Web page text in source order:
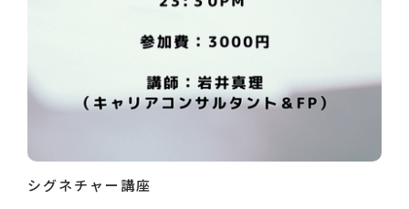
シグネチャー講座